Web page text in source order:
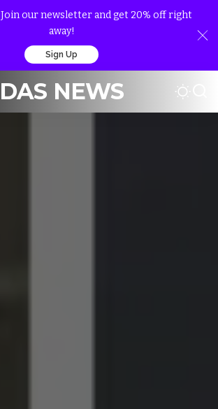
Join our newsletter and get 20% off right
away!
Sign Up
DAS NEWS